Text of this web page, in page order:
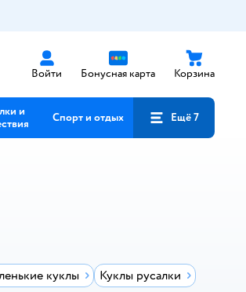
Войти Бонусная карта Корзина
и
Спорт и отдых Ещё 7
куклы
Куклы русалки